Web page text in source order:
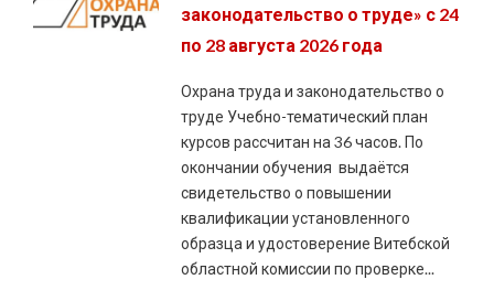
законодательство о труде» с 24
по 28 августа 2026 года
Охрана труда и законодательство о
труде Учебно-тематический план
курсов рассчитан на 36 часов. По
окончании обучения выдаётся
свидетельство о повышении
квалификации установленного
образца и удостоверение Витебской
областной комиссии по проверке...